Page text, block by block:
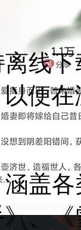
线
便
盖
、